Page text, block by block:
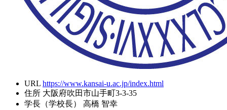
URL https://www.kansai-u.ac.jp/index.html
住所 大阪府吹田市山手町3-3-35
学長（学校長）
高橋 智幸